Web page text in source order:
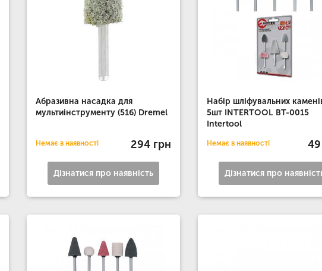
Абразивна насадка для
мультиінструменту (516) Dremel
Немає в наявності 294 грн
Дізнатися про наявність
Набір шліфувальних
5шт INTERTOOL BT-0015
Intertool
Немає в наявності
Дізнатися про